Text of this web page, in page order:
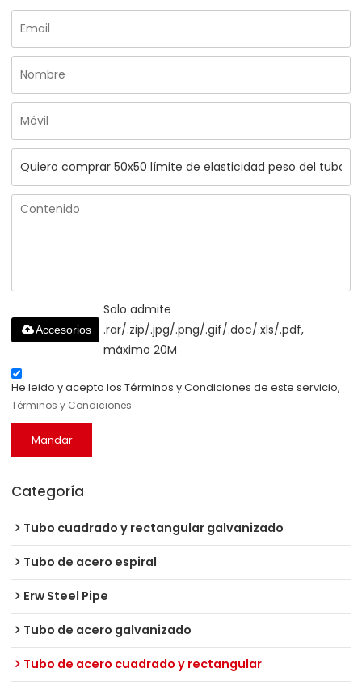
Solo admite
.rar/.zip/.jpg/.png/.gif/.doc/.xls/.pdf,
máximo 20M
Accesorios
He leido y acepto los Términos y Condiciones de este servicio,
Términos y Condiciones
Mandar
Categoría
Tubo cuadrado y rectangular galvanizado
Tubo de acero espiral
Erw Steel Pipe
Tubo de acero galvanizado
Tubo de acero cuadrado y rectangular